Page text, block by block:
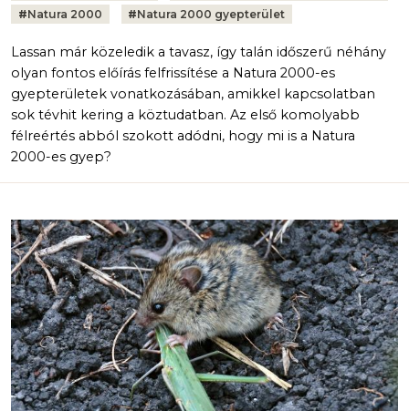
#Natura 2000 #Natura 2000 gyepterület
Lassan már közeledik a tavasz, így talán időszerű néhány
olyan fontos előírás felfrissítése a Natura 2000-es
gyepterületek vonatkozásában, amikkel kapcsolatban
sok tévhit kering a köztudatban. Az első komolyabb
félreértés abból szokott adódni, hogy mi is a Natura
2000-es gyep?